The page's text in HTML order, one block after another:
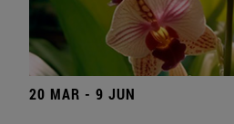
20 MAR - 9 JUN